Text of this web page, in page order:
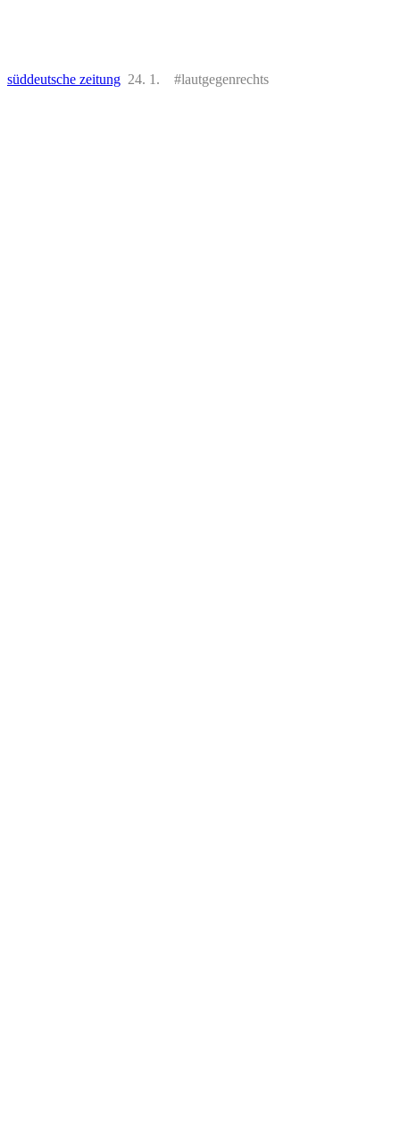
süddeutsche zeitung 24. 1. #lautgegenrechts